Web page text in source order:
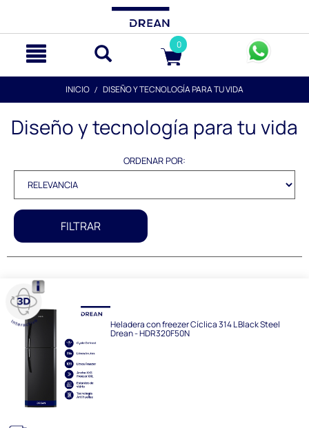
0
INICIO DISEÑO Y TECNOLOGÍA PARA TU VIDA
Diseño y tecnología para tu vida
ORDENAR POR:
FILTRAR
Heladera con freezer Cíclica 314 L Black Steel
Drean - HDR320F50N